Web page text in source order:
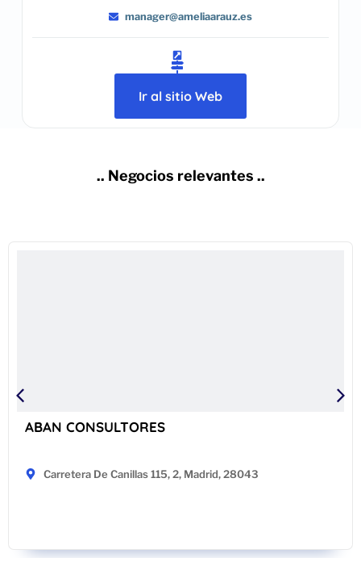
manager@ameliaarauz.es
Ir al sitio Web
.. Negocios relevantes ..
ABAN CONSULTORES
Carretera De Canillas 115, 2, Madrid, 28043